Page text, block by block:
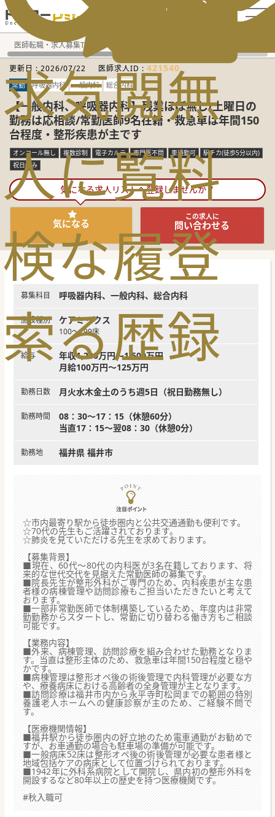
電話でのお問い合わせ：平日9:30-19:00
求
人
検
索
気
に
な
る
閲
覧
履
歴
無
料
登
録
医師転職・求人募集TOP
更新日 :2026/07/22 医師求人ID : 421540
常勤 呼吸器内科 一般内科 総合内科
【一般内科、呼吸器内科】残業ほぼ無し/土曜日の
勤務は応相談/常勤医師9名在籍・救急車は年間150
台程度・整形疾患が主です
オンコール無し 複数診制 電子カルテ 専門医不問 車通勤可
駅チカ(徒歩5分以内)
祝日休み
気になる求人リストへ登録しませんか？
気になる
この求人に
問い合わせる
募集科目 呼吸器内科、一般内科、総合内科
施設種別 ケアミックス
100～199床
給与
年収1,200万円～1,500万円
月給100万円～125万円
勤務日数 月火水木金土のうち週5日（祝日勤務無し）
勤務時間
08：30～17：15（休憩60分）
当直17：15～翌08：30（休憩0分）
勤務地 福井県 福井市
☆市内最寄り駅から徒歩圏内と公共交通通勤も便利です。
☆70代の先生もご活躍されております。
☆肺炎を見ていただける先生を求めております。
【募集背景】
■現在、60代～80代の内科医が3名在籍しております、将
来的な世代交代を見据えた常勤医師の募集です。
■院長先生が整形外科がご専門のため、内科疾患が主な患
者様の病棟管理や訪問診療もご担当いただきたいと考えて
おります。
■一部非常勤医師で体制構築しているため、年度内は非常
勤勤務からスタートし、常勤に切り替わる働き方もご相談
可能です。
【業務内容】
■外来、病棟管理、訪問診療を組み合わせた勤務となりま
す。当直は整形主体のため、救急車は年間150台程度と穏や
かです。
■病棟管理は整形オペ後の術後管理で内科管理が必要な方
や、療養病床における高齢者の全身管理が主となります。
■訪問診療は福井市内から永平寺町松岡までの範囲の特別
養護老人ホームへの健康診察が主のため、ご経験不問で
す。
【医療機関情報】
■福井駅から徒歩圏内の好立地のため電車通勤がお勧めで
すが、お車通勤の場合も駐車場の準備が可能です。
■一般病床52床は整形オペ後の術後管理が必要な患者様と
地域包括ケアの病床として位置づけられております。
■1942年に外科系病院として開院し、県内初の整形外科を
開設するなど80年以上の歴史を持つ医療機関です。
#秋入職可